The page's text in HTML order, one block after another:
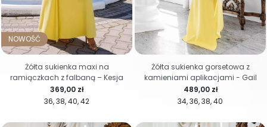
NOWOŚĆ
36 38 40 42
Cena
369,00 zł
Żółta sukienka maxi na
ramiączkach z falbaną – Kesja
34 36 38 40
Cena
489,00 zł
Żółta sukienka gorsetowa z
kamieniami aplikacjami - Gail